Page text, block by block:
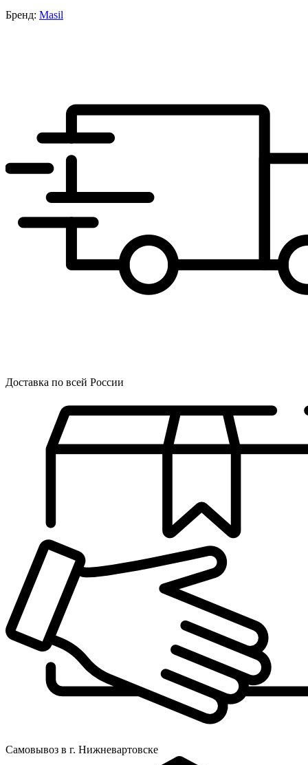
Бренд: Masil
Доставка по всей России
Самовывоз в г. Нижневартовске